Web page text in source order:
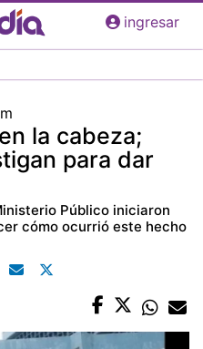
Pasar
al
principal
ingresar
la cabeza;
para dar
Público iniciaron
cómo ocurrió este hecho